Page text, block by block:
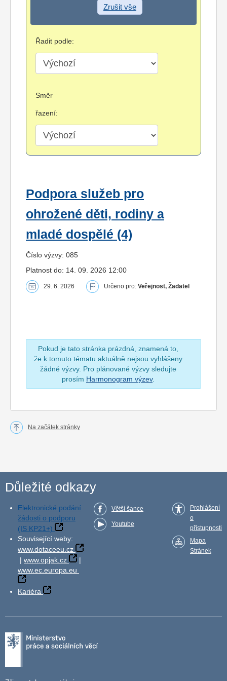
Zrušit vše
Řadit podle:
Směr
řazení:
Podpora služeb pro
ohrožené děti, rodiny a
mladé dospělé (4)
Číslo výzvy: 085
Platnost do: 14. 09. 2026 12:00
29. 6. 2026 Určeno pro: Veřejnost, Žadatel
Pokud je tato stránka prázdná, znamená to,
že k tomuto tématu aktuálně nejsou vyhlášeny
žádné výzvy. Pro plánované výzvy sledujte
prosím Harmonogram výzev.
Na začátek stránky
Důležité odkazy
Elektronické podání
žádosti o podporu
(IS KP21+)
Související weby:
www.dotaceeu.cz
| www.opjak.cz
|
www.ec.europa.eu
Kariéra
Větší šance
Youtube
Prohlášení
o
přístupnosti
Mapa
Stránek